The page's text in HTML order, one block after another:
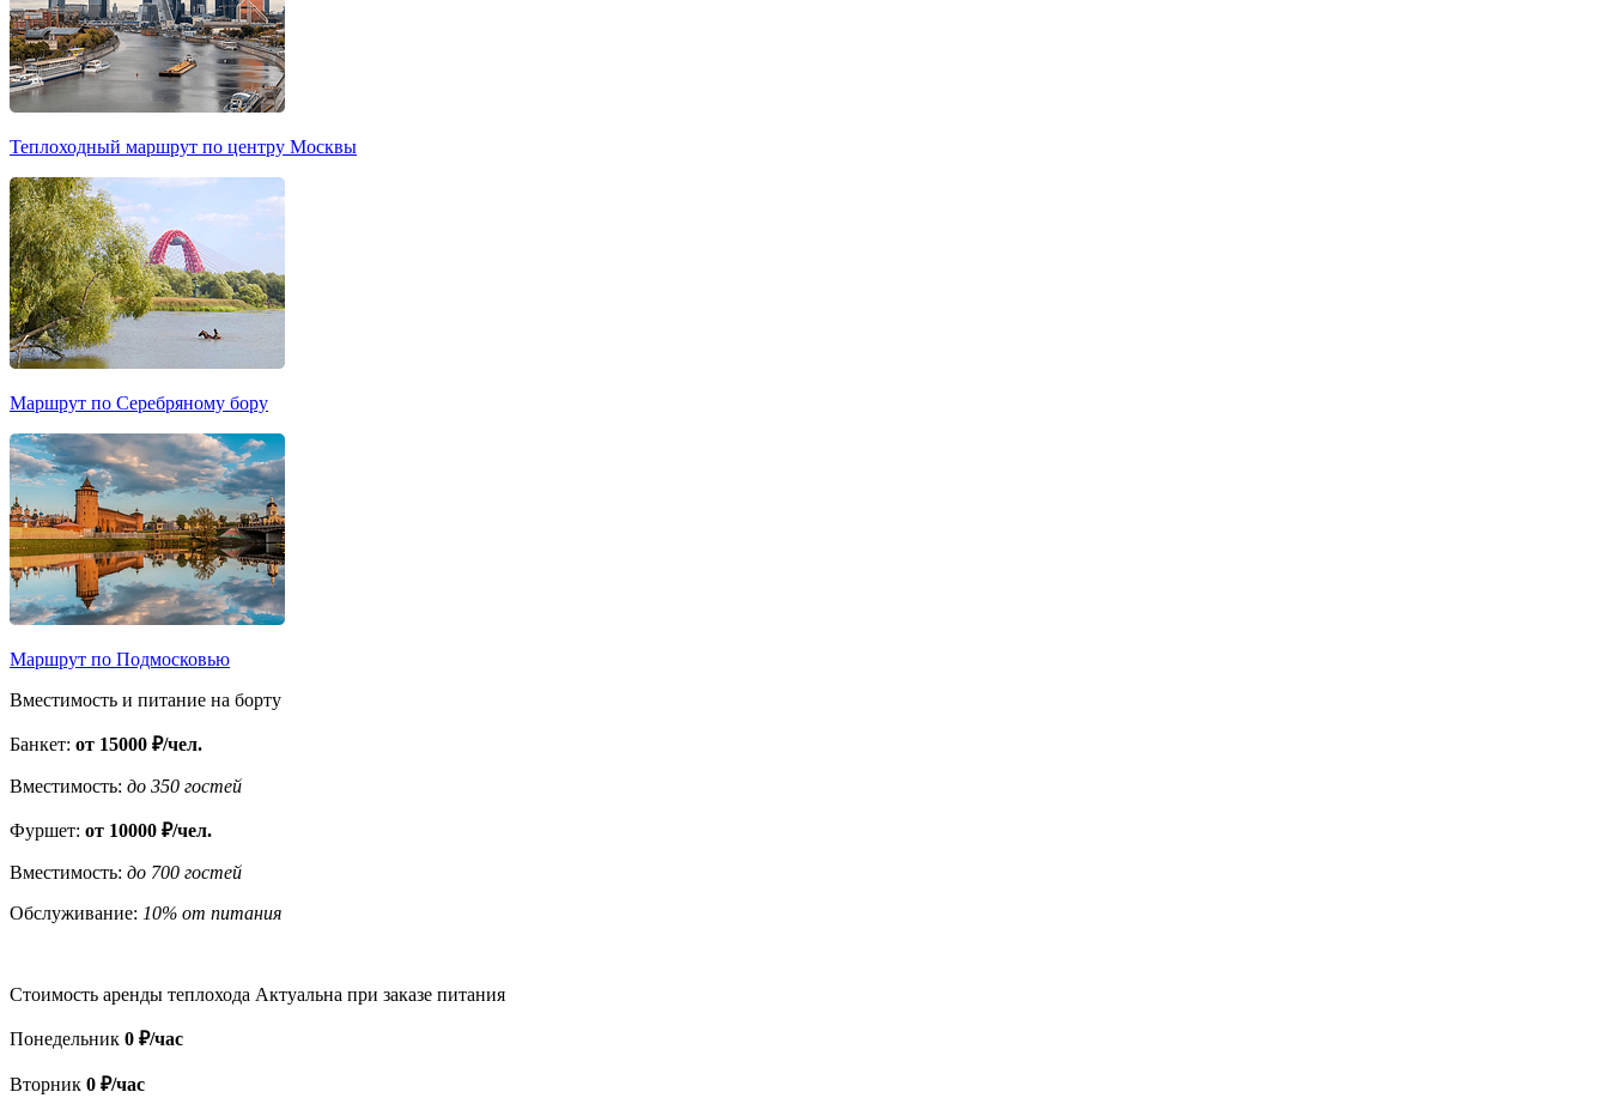
Теплоходный маршрут по центру Москвы
Маршрут по Серебряному бору
Маршрут по Подмосковью
Вместимость и питание на борту
Банкет: от 15000 ₽/чел.
Вместимость: до 350 гостей
Фуршет: от 10000 ₽/чел.
Вместимость: до 700 гостей
Обслуживание: 10% от питания
Стоимость аренды теплохода Актуальна при заказе питания
Понедельник 0 ₽/час
Вторник 0 ₽/час